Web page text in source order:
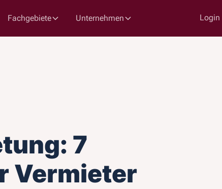
Fachgebiete Unternehmen Login
7
Vermieter